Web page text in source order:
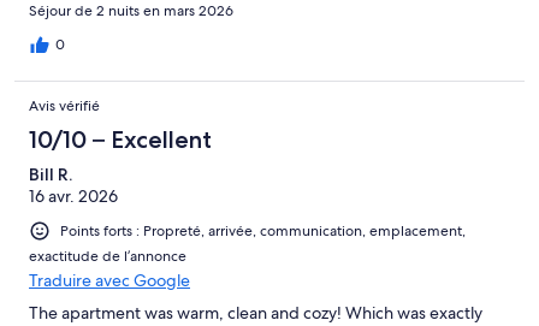
Séjour de 2 nuits en mars 2026
0
Avis vérifié
10/10 – Excellent
Bill R.
16 avr. 2026
Points forts : Propreté, arrivée, communication, emplacement,
exactitude de l’annonce
Traduire avec Google
The apartment was warm, clean and cozy! Which was exactly